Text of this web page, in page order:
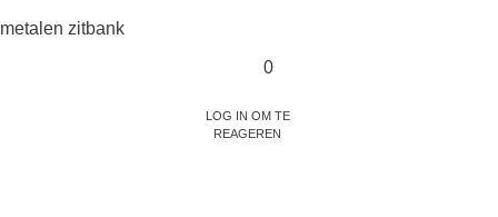
metalen zitbank
0
Log in om te
reageren